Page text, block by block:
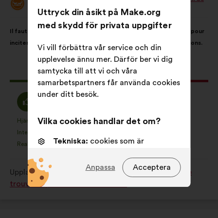
Förslag
Innehållet
i
förslaget:
Il faut généraliser les dispositifs "pass région / département" pour
inciter et faciliter l'engagement des jeunes auprès d'associations.
Det
här
förslaget
fått:
178 röster
Fördelat
på:
Jag
håller
med
:
har
betecknats
som:
Hjärtefråga
: 24
gånger
Intetsägande
:gånger
Realistiskt
: 36
gånger
neutral
här
betecknats
som:
Ingen åsikt
:gånger
Jag bryr mig inte
:gånger
Upplagt i Quelles solutions pour que chaque jeune
trouve sa place dans la société ?
Uttryck din åsikt på Make.org
med skydd för privata uppgifter
Vi vill förbättra vår service och din
upplevelse ännu mer. Därför ber vi dig
samtycka till att vi och våra
samarbetspartners får använda cookies
under ditt besök.
Vilka cookies handlar det om?
Tekniska: cookies som är
Acceptera
Anpassa